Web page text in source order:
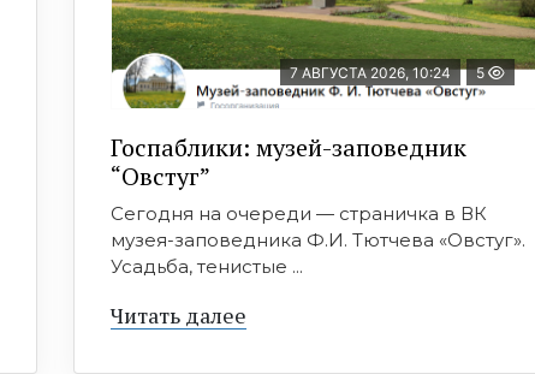
7 АВГУСТА 2026, 10:24 5
Госпаблики: музей-заповедник
“Овстуг”
Сегодня на очереди — страничка в ВК
музея-заповедника Ф.И. Тютчева «Овстуг».
Усадьба, тенистые ...
Читать далее